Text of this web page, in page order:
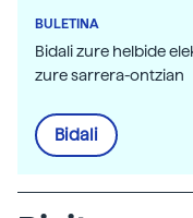
BULETINA
Bidali zure helbide
zure sarrera-ontzian
Bidali